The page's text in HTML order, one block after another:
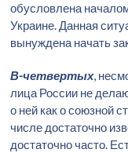
обусловлена
Украине. Данная
вынуждена начать
В-четвертых,
лица России не
о ней как о союзной
числе достаточно
достаточно часто.